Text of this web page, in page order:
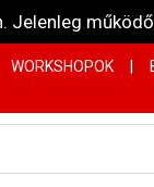
Jelenleg
WORKSHOPOK